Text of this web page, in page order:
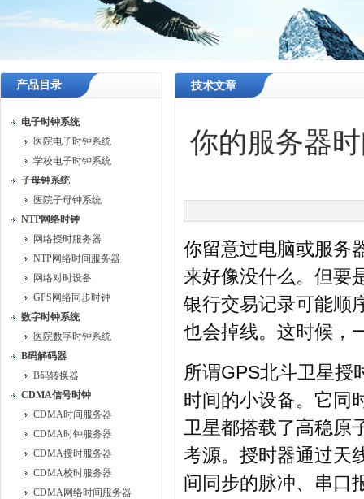
产品目录
电子时钟系统
医院电子时钟系统
学校电子时钟系统
子母钟系统
医院子母钟系统
NTP网络时钟
网络授时服务器
NTP网络时间服务器
网络对时设备
GPS网络同步时钟
数字时钟系统
医院数字时钟系统
B码解码器
B码转换器
CDMA信号时钟
CDMA时间服务器
CDMA时钟服务器
CDMA授时服务器
CDMA校时服务器
CDMA网络时间服务器
技术文章
你的服务器
你留意过电脑或服务
来好像没什么。但要
银行交易记录可能顺
也会掉线。这时候，
所谓GPS北斗卫星授
时间的小设备。它同
卫星都搭载了高稳原
考源。授时器通过天
间同步的脉冲、串口